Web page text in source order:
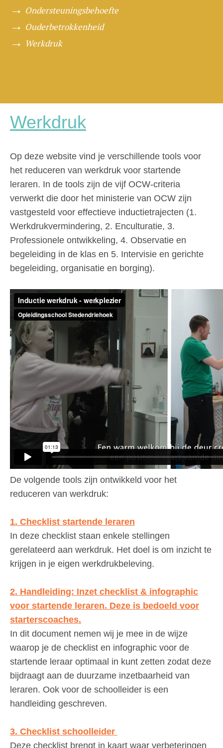
Ondersteuningsbehoefte
Ouderbetrokkenheid
Werkdruk
Werkdruk
Op deze website vind je verschillende tools voor
het reduceren van werkdruk voor startende
leraren. In de tools zijn de vijf OCW-criteria
verwerkt die door het ministerie van OCW zijn
vastgesteld voor effectieve inductietrajecten (1.
Werkdrukvermindering, 2. Enculturatie, 3.
Professionele ontwikkeling, 4. Observatie en
begeleiding in de klas en 5. Intervisie en gerichte
begeleiding, organisatie en borging).
De volgende tools zijn ontwikkeld voor het
reduceren van werkdruk:
1. Checklist startende leraren
In deze checklist staan enkele stellingen
gerelateerd aan werkdruk. Het doel is om inzicht te
krijgen in je eigen werkdrukbeleving.
2. Handleiding: Inzet checklist & infographic
voor startende leraren. Deze is bedoeld voor
starterscoaches.
In dit document nemen wij je mee in de wijze
waarop je de checklist en infographic voor de
startende leraar optimaal in kunt zetten zodat deze
bijdraagt aan de duurzame inzetbaarheid van
leraren. Ook voor de schoolleider is een
handleiding geschreven.
3. Checklist schoolleider
Deze checklist brengt in kaart waar verbeteringen